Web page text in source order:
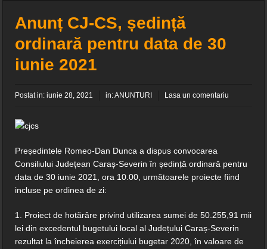
Anunț CJ-CS, ședință
ordinară pentru data de 30
iunie 2021
Postat in:iunie 28, 2021 in:ANUNTURI Lasa un comentariu
Președintele Romeo-Dan Dunca a dispus convocarea
Consiliului Județean Caraș-Severin în ședință ordinară pentru
data de 30 iunie 2021, ora 10.00, următoarele proiecte fiind
incluse pe ordinea de zi:
1. Proiect de hotărâre privind utilizarea sumei de 50.255,91 mii
lei din excedentul bugetului local al Județului Caraș-Severin
rezultat la încheierea exercițiului bugetar 2020, în valoare de